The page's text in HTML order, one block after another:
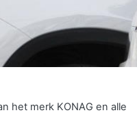
het merk KONAG en alle